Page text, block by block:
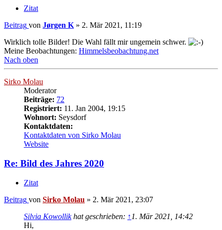
Zitat
Beitrag von Jørgen K» 2. Mär 2021, 11:19
Wirklich tolle Bilder! Die Wahl fällt mir ungemein schwer.
Meine Beobachtungen: Himmelsbeobachtung.net
Nach oben
Sirko Molau
Moderator
Beiträge: 72
Registriert: 11. Jan 2004, 19:15
Wohnort: Seysdorf
Kontaktdaten:
Kontaktdaten von Sirko Molau
Website
Re: Bild des Jahres 2020
Zitat
Beitrag von Sirko Molau » 2. Mär 2021, 23:07
Silvia Kowollikhat geschrieben: ↑ 1. Mär 2021, 14:42
Hi,